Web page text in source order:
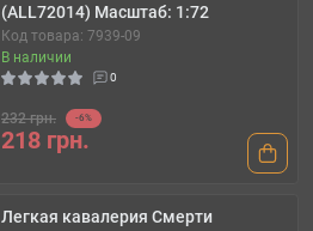
(ALL72014) Масштаб: 1:72
Код товара: 7939-09
В наличии
0
232 грн. -6%
218 грн.
Легкая кавалерия Смерти